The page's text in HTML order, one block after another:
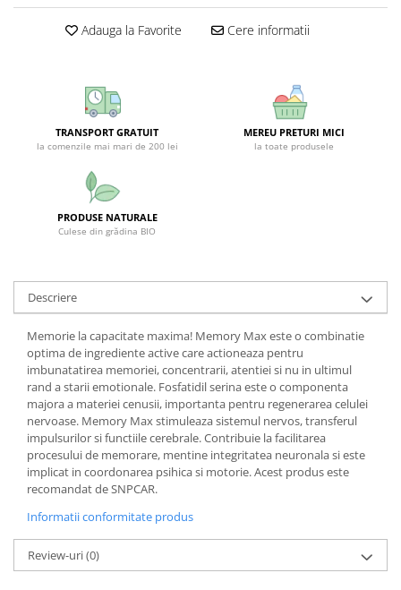
ANTITUMORAL
SUPLIMENTE URO-GENITAL
ANTIPARAZITARE
SUPLIMENTE STOMAC- DIGESTIE-
COLON
COSMETICE FAȚĂ
CREME CORP-MASAJ-MAINI -
CALCAIE
ULEIURI
CEAIURI
GEMODERIVATE
CREME AFECTIUNI PIELE
SUPOZITOARE
TINCTURI
SUPERALIMENTE
Adauga la Favorite Cere informatii
TRANSPORT GRATUIT
la comenzile mai mari de 200 lei
MEREU PRETURI MICI
la toate produsele
PRODUSE NATURALE
Culese din grădina BIO
Descriere
Memorie la capacitate maxima! Memory Max este o combinatie
optima de ingrediente active care actioneaza pentru
imbunatatirea memoriei, concentrarii, atentiei si nu in ultimul
rand a starii emotionale. Fosfatidil serina este o componenta
majora a materiei cenusii, importanta pentru regenerarea celulei
nervoase. Memory Max stimuleaza sistemul nervos, transferul
impulsurilor si functiile cerebrale. Contribuie la facilitarea
procesului de memorare, mentine integritatea neuronala si este
implicat in coordonarea psihica si motorie. Acest produs este
recomandat de SNPCAR.
Informatii conformitate produs
Review-uri(0)